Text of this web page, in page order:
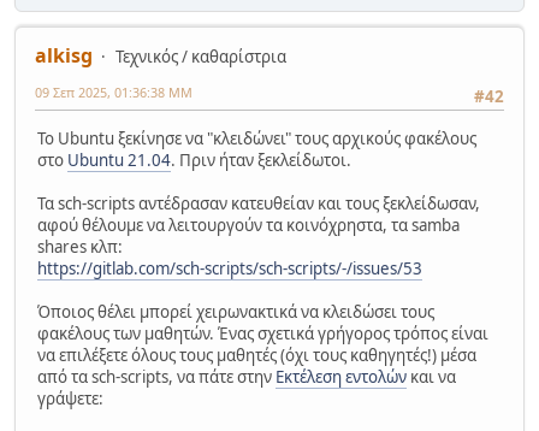
alkisg
Τεχνικός / καθαρίστρια
#42
09 Σεπ 2025, 01:36:38 ΜΜ
Το Ubuntu ξεκίνησε να "κλειδώνει" τους αρχικούς φακέλους
στο Ubuntu 21.04. Πριν ήταν ξεκλείδωτοι.
Τα sch-scripts αντέδρασαν κατευθείαν και τους ξεκλείδωσαν,
αφού θέλουμε να λειτουργούν τα κοινόχρηστα, τα samba
shares κλπ:
https://gitlab.com/sch-scripts/sch-scripts/-/issues/53
Όποιος θέλει μπορεί χειρωνακτικά να κλειδώσει τους
φακέλους των μαθητών. Ένας σχετικά γρήγορος τρόπος είναι
να επιλέξετε όλους τους μαθητές (όχι τους καθηγητές!) μέσα
από τα sch-scripts, να πάτε στην Εκτέλεση εντολών και να
γράψετε: